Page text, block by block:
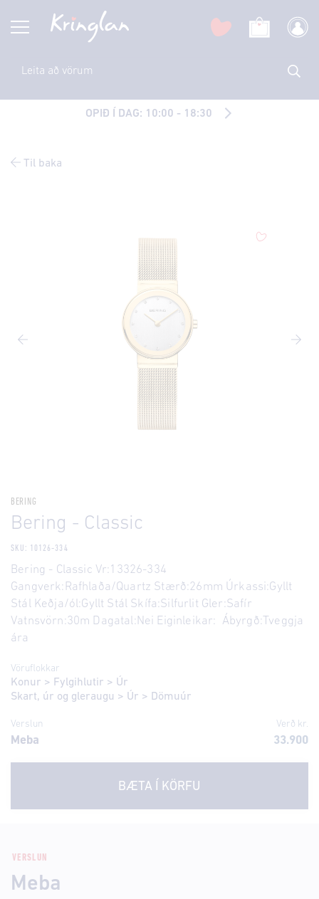
OPIÐ Í DAG: 10:00 - 18:30
Til baka
BERING
Bering - Classic
SKU: 10126-334
Bering - Classic Vr:13326-334
Gangverk:Rafhlaða/Quartz Stærð:26mm Úrkassi:Gyllt
Stál Keðja/ól:Gyllt Stál Skífa:Silfurlit Gler:Safír
Vatnsvörn:30m Dagatal:Nei Eiginleikar: Ábyrgð:Tveggja
ára
Vöruflokkar
Konur > Fylgihlutir > Úr
Skart, úr og gleraugu > Úr > Dömuúr
Verslun Verð kr.
Meba 33.900
BÆTA Í KÖRFU
VERSLUN
Meba